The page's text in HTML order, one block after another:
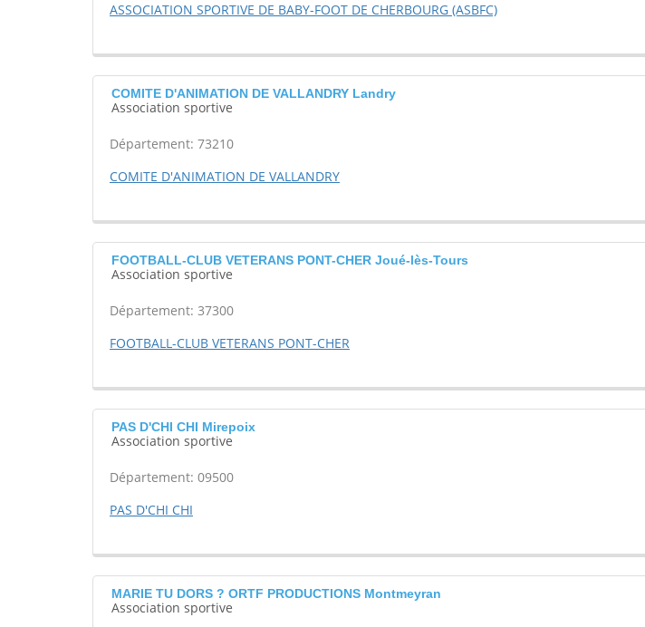
ASSOCIATION SPORTIVE DE BABY-FOOT DE CHERBOURG (ASBFC)
COMITE D'ANIMATION DE VALLANDRY Landry
Association sportive
Département: 73210
COMITE D'ANIMATION DE VALLANDRY
FOOTBALL-CLUB VETERANS PONT-CHER Joué-lès-Tours
Association sportive
Département: 37300
FOOTBALL-CLUB VETERANS PONT-CHER
PAS D'CHI CHI Mirepoix
Association sportive
Département: 09500
PAS D'CHI CHI
MARIE TU DORS ? ORTF PRODUCTIONS Montmeyran
Association sportive